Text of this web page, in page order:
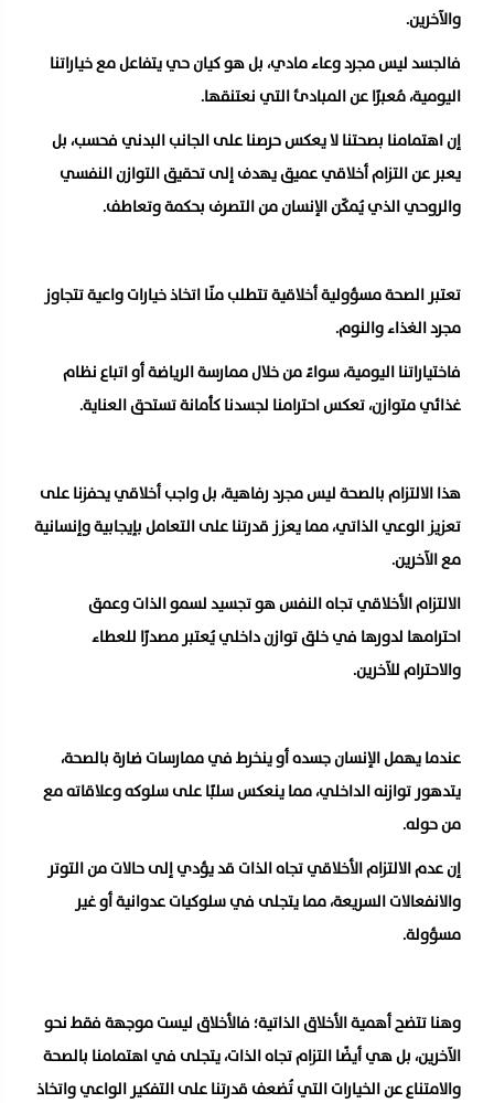
والآخرين.
فالجسد ليس مجرد وعاء مادي، بل هو كيان حي يتفاعل مع خياراتنا
اليومية، مُعبرًا عن المبادئ التي نعتنقها.
إن اهتمامنا بصحتنا لا يعكس حرصنا على الجانب البدني فحسب، بل
يعبر عن التزام أخلاقي عميق يهدف إلى تحقيق التوازن النفسي
والروحي الذي يُمكّن الإنسان من التصرف بحكمة وتعاطف.
تعتبر الصحة مسؤولية أخلاقية تتطلب منّا اتخاذ خيارات واعية تتجاوز
مجرد الغذاء والنوم.
فاختياراتنا اليومية، سواءً من خلال ممارسة الرياضة أو اتباع نظام
غذائي متوازن، تعكس احترامنا لجسدنا كأمانة تستحق العناية.
هذا الالتزام بالصحة ليس مجرد رفاهية، بل واجب أخلاقي يحفزنا على
تعزيز الوعي الذاتي، مما يعزز قدرتنا على التعامل بإيجابية وإنسانية
مع الآخرين.
الالتزام الأخلاقي تجاه النفس هو تجسيد لسمو الذات وعمق
احترامها لدورها في خلق توازن داخلي يُعتبر مصدرًا للعطاء
والاحترام للآخرين.
عندما يهمل الإنسان جسده أو ينخرط في ممارسات ضارة بالصحة،
يتدهور توازنه الداخلي، مما ينعكس سلبًا على سلوكه وعلاقاته مع
من حوله.
إن عدم الالتزام الأخلاقي تجاه الذات قد يؤدي إلى حالات من التوتر
والانفعالات السريعة، مما يتجلى في سلوكيات عدوانية أو غير
مسؤولة.
وهنا تتضح أهمية الأخلاق الذاتية؛ فالأخلاق ليست موجهة فقط نحو
الآخرين، بل هي أيضًا التزام تجاه الذات، يتجلى في اهتمامنا بالصحة
والامتناع عن الخيارات التي تُضعف قدرتنا على التفكير الواعي واتخاذ